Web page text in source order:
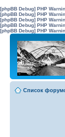
[phpBB Debug] PHP
[phpBB Debug] PHP
[phpBB Debug] PHP
[phpBB Debug] PHP
[phpBB Debug] PHP
Список